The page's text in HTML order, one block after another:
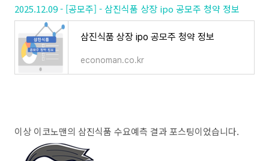
2025.12.09 - [공모주] - 삼진식품 상장 ipo 공모주 청약 정보
삼진식품 상장 ipo 공모주 청약 정보
economan.co.kr
이상 이코노맨의 삼진식품 수요예측 결과 포스팅이었습니다.